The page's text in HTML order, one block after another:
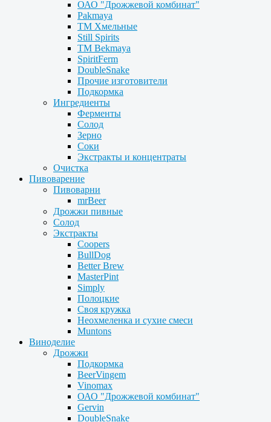
ОАО "Дрожжевой комбинат"
Pakmaya
ТМ Хмельные
Still Spirits
ТМ Bekmaya
SpiritFerm
DoubleSnake
Прочие изготовители
Подкормка
Ингредиенты
Ферменты
Солод
Зерно
Соки
Экстракты и концентраты
Очистка
Пивоварение
Пивоварни
mrBeer
Дрожжи пивные
Солод
Экстракты
Coopers
BullDog
Better Brew
MasterPint
Simply
Полоцкие
Своя кружка
Неохмеленка и сухие смеси
Muntons
Виноделие
Дрожжи
Подкормка
BeerVingem
Vinomax
ОАО "Дрожжевой комбинат"
Gervin
DoubleSnake